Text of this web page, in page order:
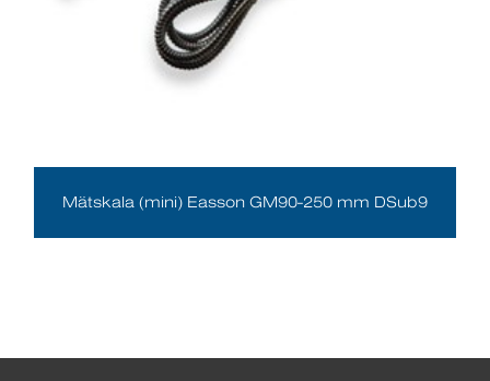
Mätskala (mini) Easson GM90-250 mm DSub9